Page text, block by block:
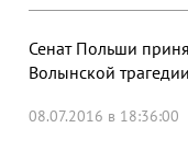
Сенат Польши
Волынской
08.07.2016 в 18:36:00